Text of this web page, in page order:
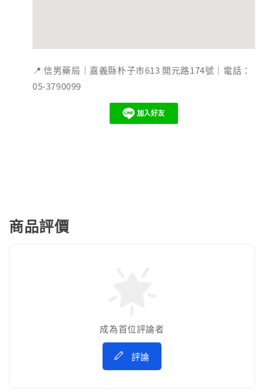
📍 信男藥局｜嘉義縣朴子市613 開元路174號｜電話：
05-3790099
商品評價
成為首位評論者
評論